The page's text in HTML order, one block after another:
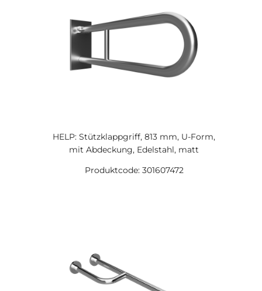
HELP: Stützklappgriff, 813 mm, U-Form,
mit Abdeckung, Edelstahl, matt
Produktcode: 301607472